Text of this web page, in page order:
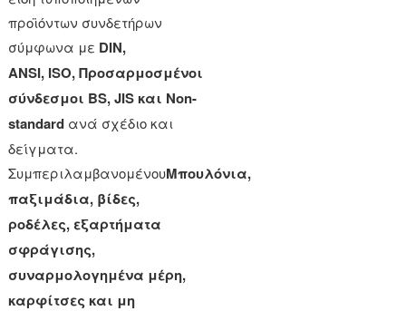
προϊόντων συνδετήρων
σύμφωνα με DIN,
ANSI, ISO,Προσαρμοσμένοι
σύνδεσμοι BS, JIS και Non-
standardανά σχέδιο και
δείγματα.
ΣυμπεριλαμβανομένουΜπουλόνια,
παξιμάδια, βίδες,
ροδέλες, εξαρτήματα
σφράγισης,
συναρμολογημένα μέρη,
καρφίτσες και μη